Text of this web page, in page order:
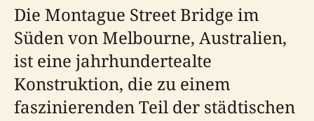
Die Montague Street Bridge im
Süden von Melbourne, Australien,
ist eine jahrhundertealte
Konstruktion, die zu einem
faszinierenden Teil der städtischen